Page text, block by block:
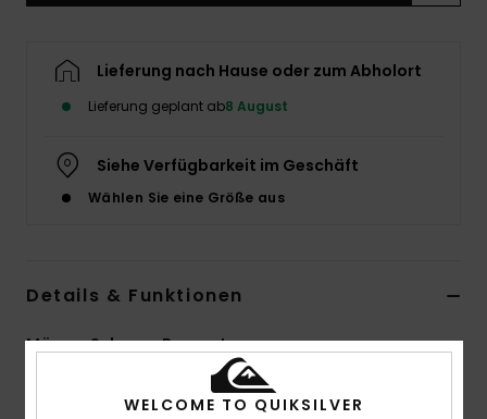
Lieferung nach Hause oder zum Abholort
Lieferung geplant ab8 August
Siehe Verfügbarkeit im Geschäft
Wählen Sie eine Größe aus
Details & Funktionen
Männer Schwarz Baggy Jeans
Farbcode
WELCOME TO QUIKSILVER